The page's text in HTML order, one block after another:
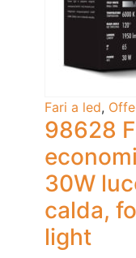
Fari a led,
98628
30W
calda,
light